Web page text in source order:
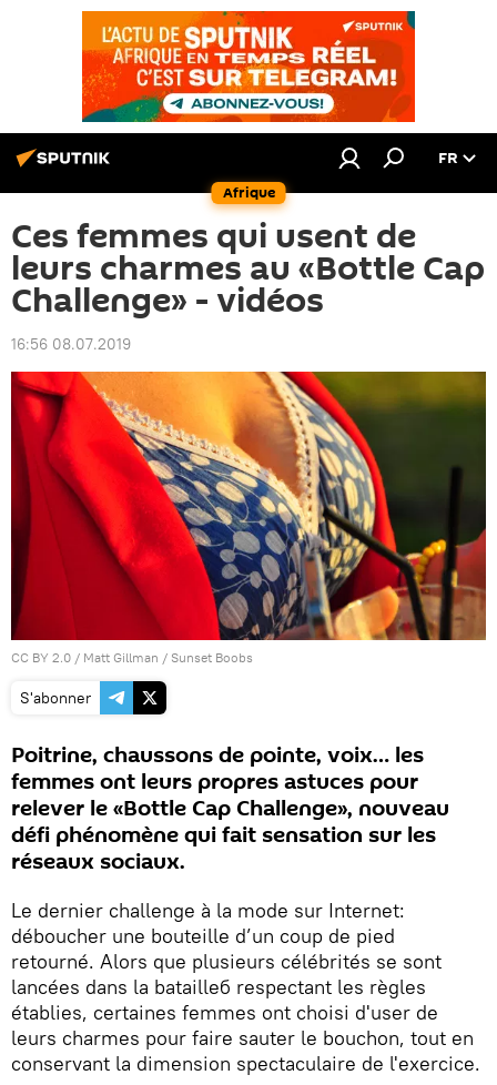
Afrique
FR
Ces femmes qui usent de
leurs charmes au «Bottle Cap
Challenge» - vidéos
16:56 08.07.2019
CC BY 2.0 / Matt Gillman / Sunset Boobs
S'abonner
Poitrine, chaussons de pointe, voix… les
femmes ont leurs propres astuces pour
relever le «Bottle Cap Challenge», nouveau
défi phénomène qui fait sensation sur les
réseaux sociaux.
Le dernier challenge à la mode sur Internet:
déboucher une bouteille d’un coup de pied
retourné. Alors que plusieurs célébrités se sont
lancées dans la batailleб respectant les règles
établies, certaines femmes ont choisi d'user de
leurs charmes pour faire sauter le bouchon, tout en
conservant la dimension spectaculaire de l'exercice.